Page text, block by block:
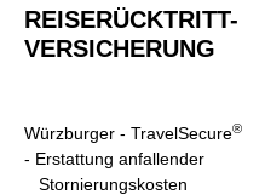
REISERÜCKTRITT-
VERSICHERUNG
Würzburger - TravelSecure®
- Erstattung anfallender
Stornierungskosten